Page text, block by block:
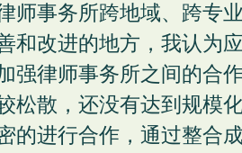
师事务所跨地域、跨专
和改进的地方，我认为
强律师事务所之间的合
松散，还没有达到规模
的进行合作，通过整合